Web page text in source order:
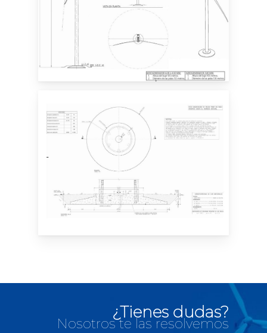
¿Tienes dudas?
Nosotros te las resolvemos